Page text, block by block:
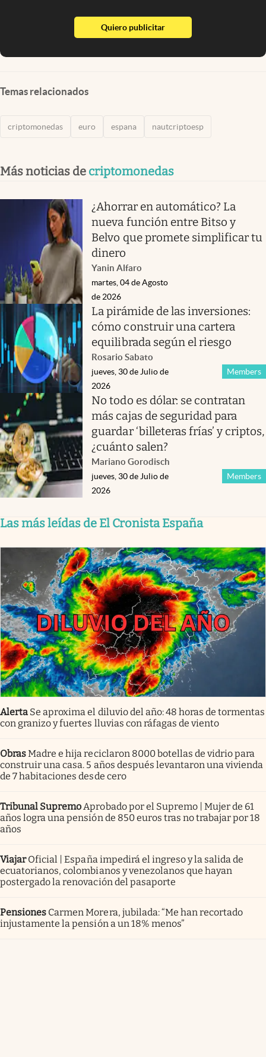
Quiero publicitarabre en nueva pestaña
Temas relacionados
criptomonedas euro espana nautcriptoesp
Más noticias de criptomonedas
¿Ahorrar en automático? La
nueva función entre Bitso y
Belvo que promete simplificar tu
dinero
Yanin Alfaro
martes, 04 de Agosto
de 2026
La pirámide de las inversiones:
cómo construir una cartera
equilibrada según el riesgo
Rosario Sabato
Members
jueves, 30 de Julio de
2026
No todo es dólar: se contratan
más cajas de seguridad para
guardar ‘billeteras frías’ y criptos,
¿cuánto salen?
Mariano Gorodisch
Members
jueves, 30 de Julio de
2026
Las más leídas de El Cronista España
Alerta Se aproxima el diluvio del año: 48 horas de tormentas
con granizo y fuertes lluvias con ráfagas de viento
ObrasMadre e hija reciclaron 8000 botellas de vidrio para
construir una casa. 5 años después levantaron una vivienda
de 7 habitaciones desde cero
Tribunal Supremo Aprobado por el Supremo | Mujer de 61
años logra una pensión de 850 euros tras no trabajar por 18
años
Viajar Oficial | España impedirá el ingreso y la salida de
ecuatorianos, colombianos y venezolanos que hayan
postergado la renovación del pasaporte
Pensiones Carmen Morera, jubilada: “Me han recortado
injustamente la pensión a un 18% menos”